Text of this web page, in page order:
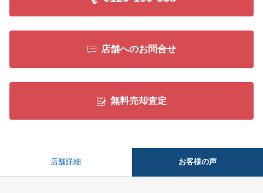
店舗へのお問合せ
無料売却査定
店舗詳細 お客様の声